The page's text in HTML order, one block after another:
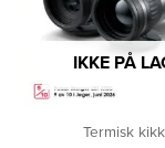
IKKE PÅ
Termisk